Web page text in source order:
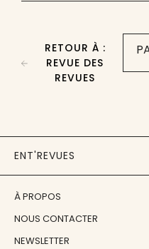
RETOUR À :
REVUE DES
REVUES
ENT'REVUES
À PROPOS
NOUS CONTACTER
NEWSLETTER